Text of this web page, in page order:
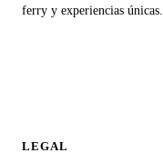
ferry y experiencias únicas.
LEGAL